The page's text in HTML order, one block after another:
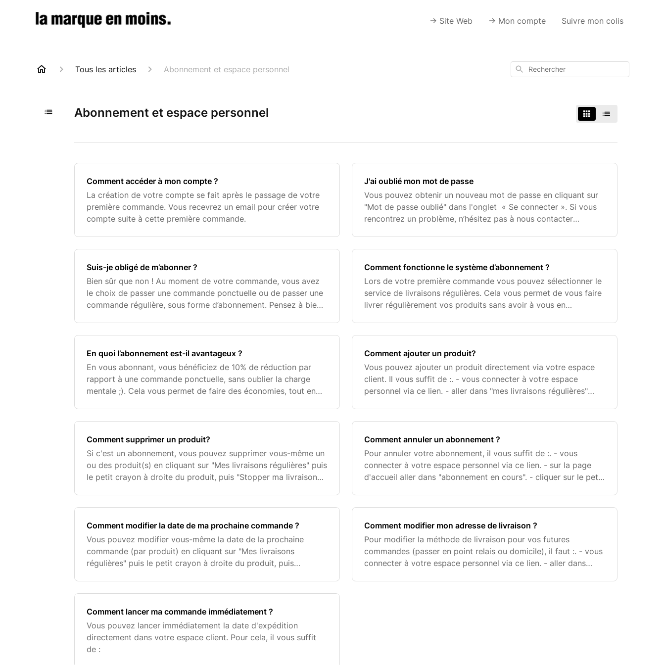
-> Site Web -> Mon compte Suivre mon colis
Tous les articles Abonnement et espace personnel Rechercher
Abonnement et espace personnel
Comment accéder à mon compte ?
La création de votre compte se fait après le passage de votre
première commande. Vous recevrez un email pour créer votre
compte suite à cette première commande.
J'ai oublié mon mot de passe
Vous pouvez obtenir un nouveau mot de passe en cliquant sur
"Mot de passe oublié" dans l'onglet « Se connecter ». Si vous
rencontrez un problème, n’hésitez pas à nous contacter
Suis-je obligé de m’abonner ?
Bien sûr que non ! Au moment de votre commande, vous avez
le choix de passer une commande ponctuelle ou de passer une
commande régulière, sous forme d’abonnement. Pensez à bien
Comment fonctionne le système d’abonnement ?
Lors de votre première commande vous pouvez sélectionner le
service de livraisons régulières. Cela vous permet de vous faire
livrer régulièrement vos produits sans avoir à vous en
En quoi l’abonnement est-il avantageux ?
En vous abonnant, vous bénéficiez de 10% de réduction par
rapport à une commande ponctuelle, sans oublier la charge
mentale ;). Cela vous permet de faire des économies, tout en
Comment ajouter un produit?
Vous pouvez ajouter un produit directement via votre espace
client. Il vous suffit de :. - vous connecter à votre espace
personnel via ce lien. - aller dans "mes livraisons régulières"
Comment supprimer un produit?
Si c'est un abonnement, vous pouvez supprimer vous-même un
ou des produit(s) en cliquant sur "Mes livraisons régulières" puis
le petit crayon à droite du produit, puis "Stopper ma livraison
Comment annuler un abonnement ?
Pour annuler votre abonnement, il vous suffit de :. - vous
connecter à votre espace personnel via ce lien. - sur la page
d'accueil aller dans "abonnement en cours". - cliquer sur le petit
Comment modifier la date de ma prochaine commande ?
Vous pouvez modifier vous-même la date de la prochaine
commande (par produit) en cliquant sur "Mes livraisons
régulières" puis le petit crayon à droite du produit, puis
Comment modifier mon adresse de livraison ?
Pour modifier la méthode de livraison pour vos futures
commandes (passer en point relais ou domicile), il faut :. - vous
connecter à votre espace personnel via ce lien. - aller dans
Comment lancer ma commande immédiatement ?
Vous pouvez lancer immédiatement la date d'expédition
directement dans votre espace client. Pour cela, il vous suffit
de :